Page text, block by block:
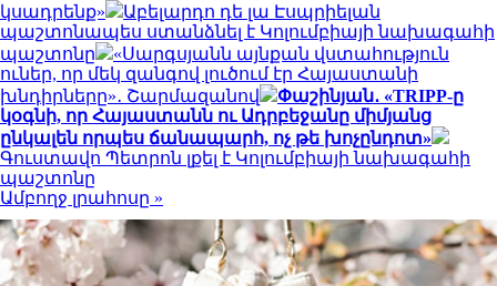
կսադրենք»
Աբելարդո դե լա Էսպրիելան
պաշտոնապես ստանձնել է Կոլումբիայի նախագահի
պաշտոնը
«Սարգսյանն այնքան վստահություն
ուներ, որ մեկ զանգով լուծում էր Հայաստանի
խնդիրները»․ Շարմազանով
Փաշինյան․ «TRIPP-ը
կօգնի, որ Հայաստանն ու Ադրբեջանը միմյանց
ընկալեն որպես ճանապարհ, ոչ թե խոչընդոտ»
Գուստավո Պետրոն լքել է Կոլումբիայի նախագահի
պաշտոնը
Ամբողջ լրահոսը »